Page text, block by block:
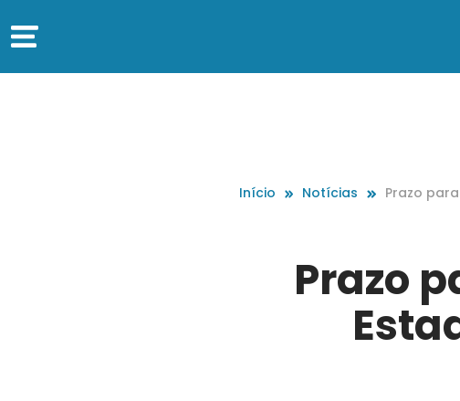
Início Notícias
Prazo
Prazo